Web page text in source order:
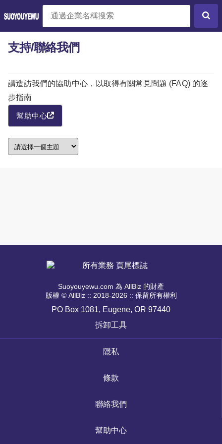
支持/聯絡我們
請造訪我們的協助中心，以取得有關常見問題 (FAQ) 的逐
步指南
幫助中心
Suoyouyewu.com 為 AllBiz 的財產
版權 © AllBiz :: 2018-2026 :: 保留所有權利
PO Box 1081, Eugene, OR 97440
拆卸工具
隱私
條款
聯絡我們
幫助中心